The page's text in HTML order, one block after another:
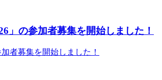
」の参加者募集を開始しました！
者募集を開始しました！